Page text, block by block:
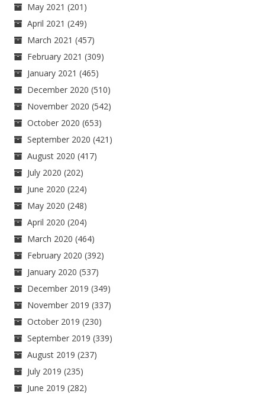
May 2021 (201)
April 2021 (249)
March 2021 (457)
February 2021 (309)
January 2021 (465)
December 2020 (510)
November 2020 (542)
October 2020 (653)
September 2020 (421)
August 2020 (417)
July 2020 (202)
June 2020 (224)
May 2020 (248)
April 2020 (204)
March 2020 (464)
February 2020 (392)
January 2020 (537)
December 2019 (349)
November 2019 (337)
October 2019 (230)
September 2019 (339)
August 2019 (237)
July 2019 (235)
June 2019 (282)